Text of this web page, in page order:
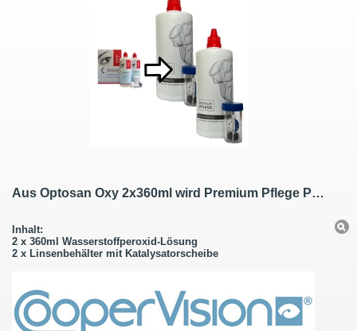
Aus Optosan Oxy 2x360ml wird Premium Pflege Peroxid 2x360ml / 2 Behälter
Inhalt:
2 x 360ml Wasserstoffperoxid-Lösung
2 x Linsenbehälter mit Katalysatorscheibe